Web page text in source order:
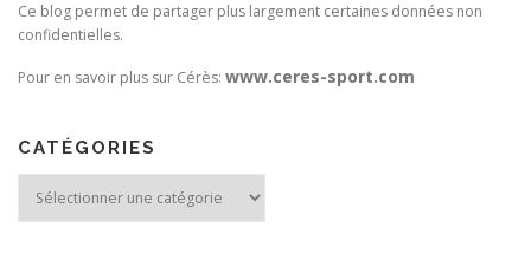
Ce blog permet de partager plus largement certaines données non
confidentielles.
Pour en savoir plus sur Cérès: www.ceres-sport.com
CATÉGORIES